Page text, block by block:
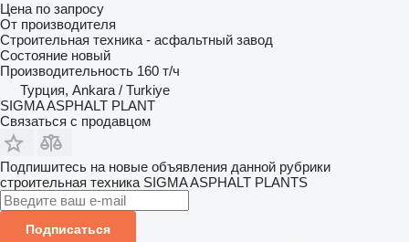
Цена по запросу
От производителя
Строительная техника - асфальтный завод
Состояние новый
Производительность 160 т/ч
Турция, Ankara / Turkiye
SIGMA ASPHALT PLANT
Связаться с продавцом
Подпишитесь на новые объявления данной рубрики
строительная техника SIGMA ASPHALT PLANTS
Подписаться